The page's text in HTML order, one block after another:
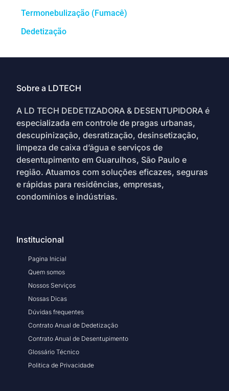
Termonebulização (Fumacê)
Dedetização
Sobre a LDTECH
A LD TECH DEDETIZADORA & DESENTUPIDORA é
especializada em controle de pragas urbanas,
descupinização, desratização, desinsetização,
limpeza de caixa d’água e serviços de
desentupimento em Guarulhos, São Paulo e
região. Atuamos com soluções eficazes, seguras
e rápidas para residências, empresas,
condomínios e indústrias.
Institucional
Pagina Inicial
Quem somos
Nossos Serviços
Nossas Dicas
Dúvidas frequentes
Contrato Anual de Dedetização
Contrato Anual de Desentupimento
Glossário Técnico
Politica de Privacidade